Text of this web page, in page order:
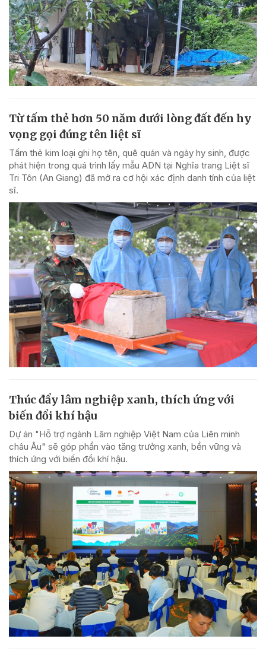
Từ tấm thẻ hơn 50 năm dưới lòng đất đến hy
vọng gọi đúng tên liệt sĩ
Tấm thẻ kim loại ghi họ tên, quê quán và ngày hy sinh, được
phát hiện trong quá trình lấy mẫu ADN tại Nghĩa trang Liệt sĩ
Tri Tôn (An Giang) đã mở ra cơ hội xác định danh tính của liệt
sĩ.
Thúc đẩy lâm nghiệp xanh, thích ứng với
biến đổi khí hậu
Dự án "Hỗ trợ ngành Lâm nghiệp Việt Nam của Liên minh
châu Âu" sẽ góp phần vào tăng trưởng xanh, bền vững và
thích ứng với biến đổi khí hậu.